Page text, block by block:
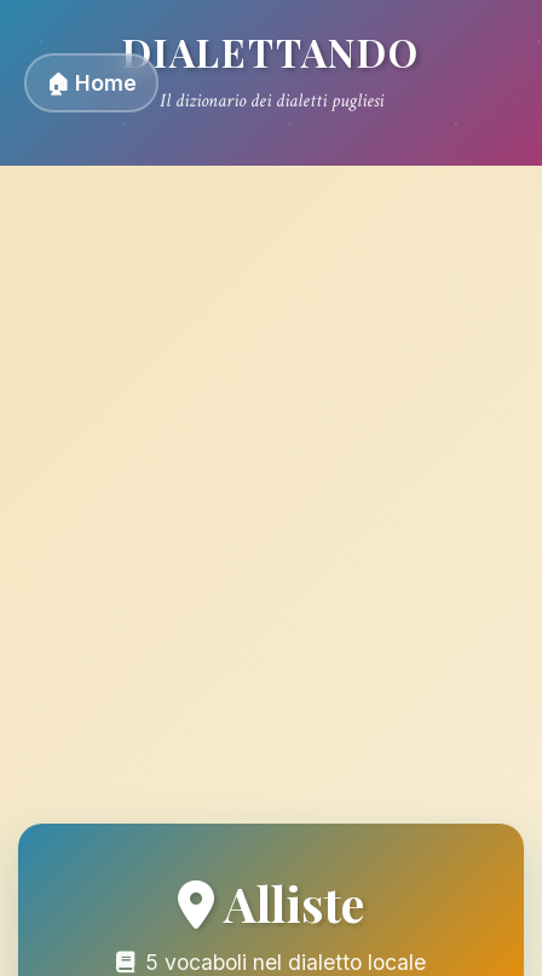
🏠 Home
DIALETTANDO
Il dizionario dei dialetti pugliesi
Alliste
5 vocaboli nel dialetto locale